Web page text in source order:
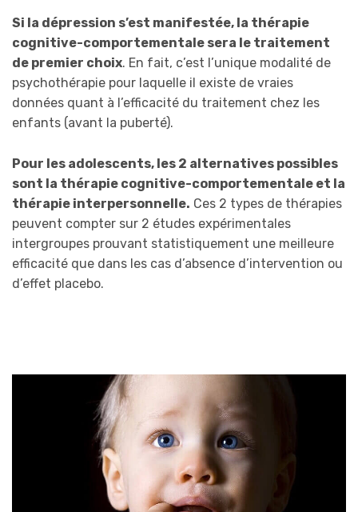
Si la dépression s’est manifestée, la thérapie
cognitive-comportementale sera le traitement
de premier choix. En fait, c’est l’unique modalité de
psychothérapie pour laquelle il existe de vraies
données quant à l’efficacité du traitement chez les
enfants (avant la puberté).
Pour les adolescents, les 2 alternatives possibles
sont la thérapie cognitive-comportementale et la
thérapie interpersonnelle. Ces 2 types de thérapies
peuvent compter sur 2 études expérimentales
intergroupes prouvant statistiquement une meilleure
efficacité que dans les cas d’absence d’intervention ou
d’effet placebo.